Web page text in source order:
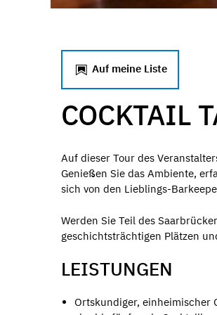
Auf meine Liste
COCKTAIL
Auf dieser Tour des
Genießen Sie das Ambiente,
sich von den Lieblings-
Werden Sie Teil des
geschichtsträchtigen Plätzen
LEISTUNGEN
Ortskundiger, einheimischer